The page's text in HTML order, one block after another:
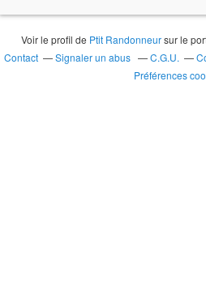
Voir le profil de Ptit Randonneursur le
Contact
Signaler un abus C.G.U.
Préférences